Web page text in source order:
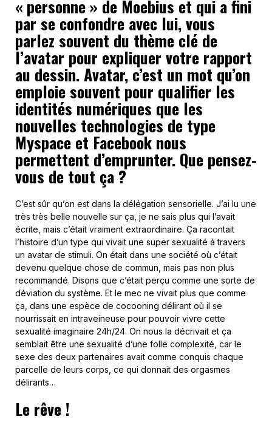
« personne » de Moebius et qui a fini
par se confondre avec lui, vous
parlez souvent du thème clé de
l’avatar pour expliquer votre rapport
au dessin. Avatar, c’est un mot qu’on
emploie souvent pour qualifier les
identités numériques que les
nouvelles technologies de type
Myspace et Facebook nous
permettent d’emprunter. Que pensez-
vous de tout ça ?
C’est sûr qu’on est dans la délégation sensorielle. J’ai lu une
très très belle nouvelle sur ça, je ne sais plus qui l’avait
écrite, mais c’était vraiment extraordinaire. Ça racontait
l’histoire d’un type qui vivait une super sexualité à travers
un avatar de stimuli. On était dans une société où c’était
devenu quelque chose de commun, mais pas non plus
recommandé. Disons que c’était perçu comme une sorte de
déviation du système. Et le mec ne vivait plus que comme
ça, dans une espèce de cocooning délirant où il se
nourrissait en intraveineuse pour pouvoir vivre cette
sexualité imaginaire 24h/24. On nous la décrivait et ça
semblait être une sexualité d’une folle complexité, car le
sexe des deux partenaires avait comme conquis chaque
parcelle de leurs corps, ce qui donnait des orgasmes
délirants…
Le rêve !